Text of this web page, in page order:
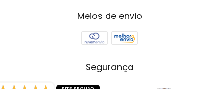
Meios de envio
Segurança